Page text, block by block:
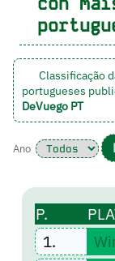
Classificação
portugueses
DeVuego PT
Ano
P.
1.